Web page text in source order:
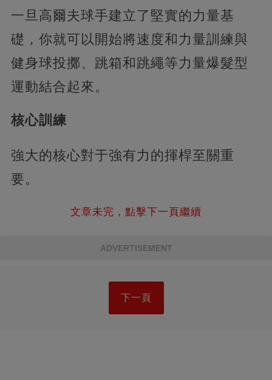
一旦高爾夫球手建立了堅實的力量基
礎，你就可以開始將速度和力量訓練與
健身球投擲、跳箱和跳繩等力量爆髮型
運動結合起來。
核心訓練
強大的核心對于強有力的揮桿至關重
要。
文章未完，點擊下一頁繼續
ADVERTISEMENT
下一頁